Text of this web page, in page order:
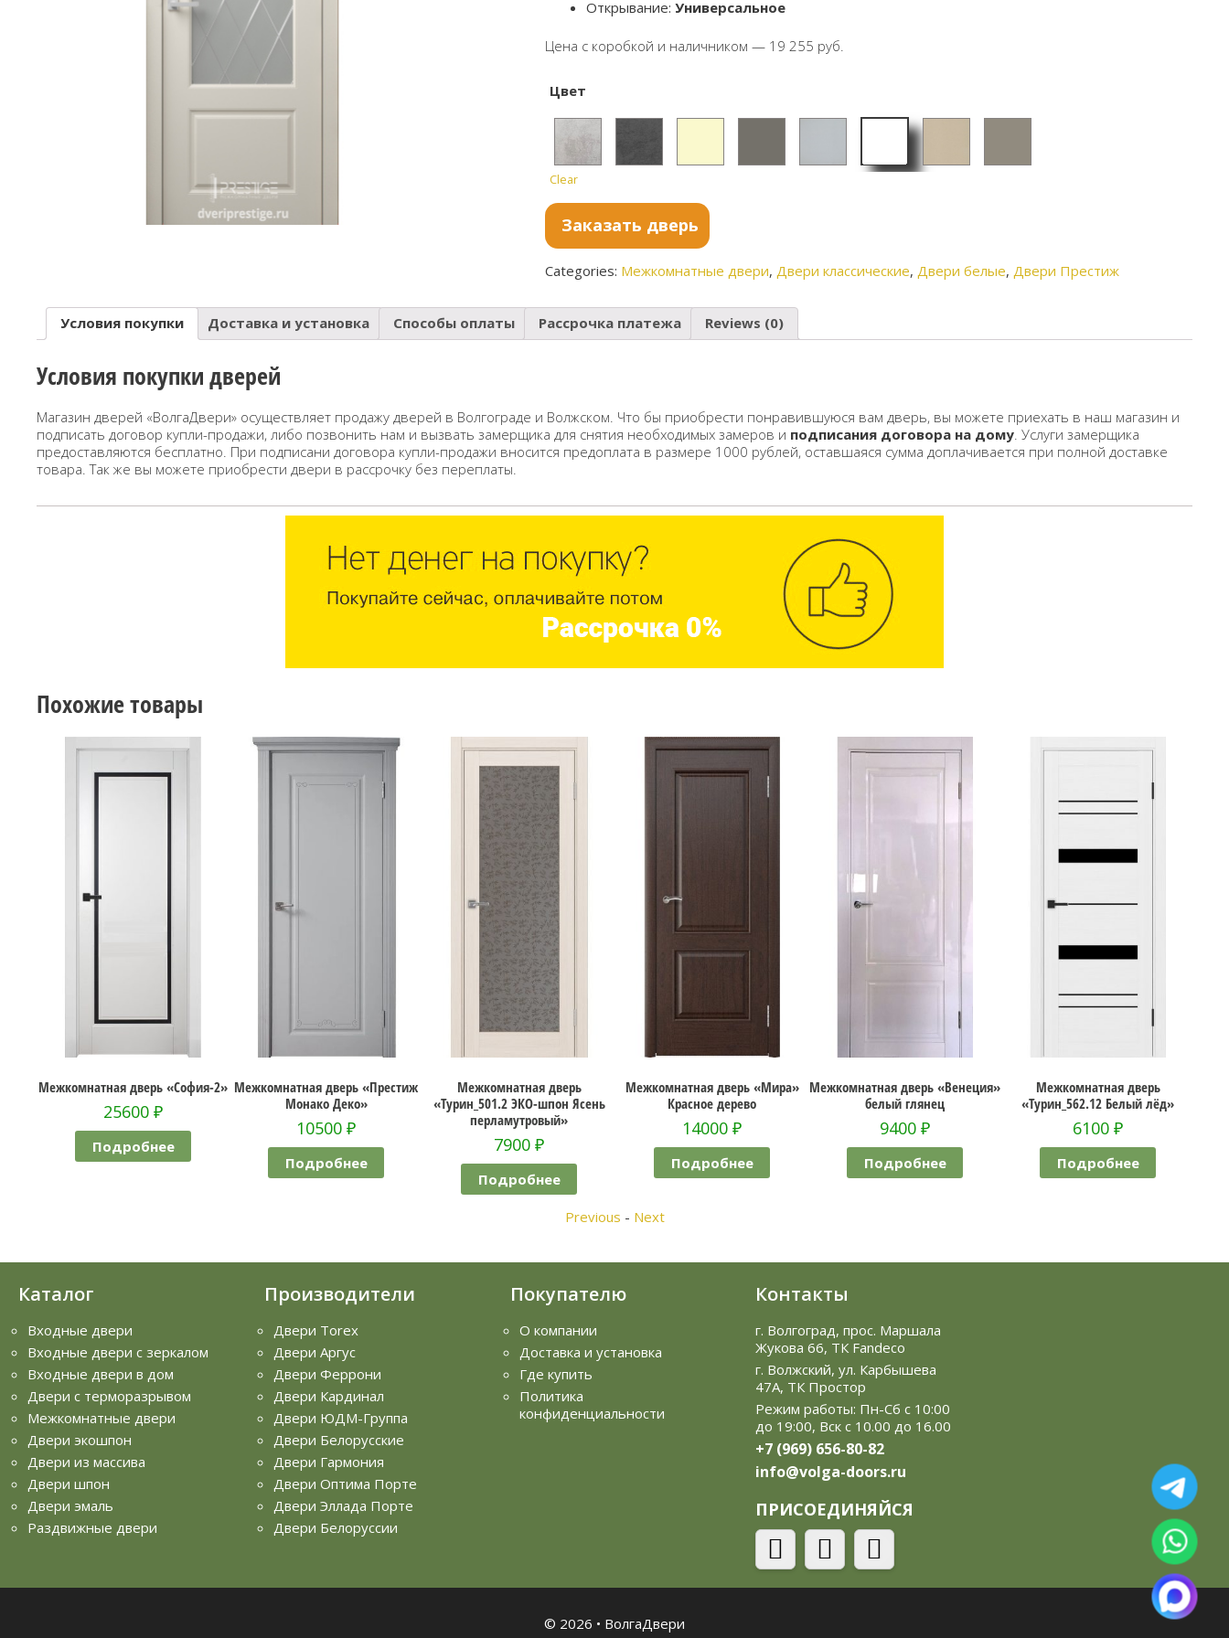
Открывание:Универсальное
Цена с коробкой и наличником — 19 255 руб.
Цвет
Бетон
Clear
Заказать дверь
Categories: Межкомнатные двери, Двери классические, Двери белые, Двери Престиж
Условия покупки Доставка и установка Способы оплаты Рассрочка платежа Reviews (0)
Условия покупки дверей
Магазин дверей «ВолгаДвери» осуществляет продажу дверей в Волгограде и Волжском. Что бы приобрести понравившуюся вам дверь, вы можете приехать в наш магазин и
подписать договор купли-продажи, либо позвонить нам и вызвать замерщика для снятия необходимых замеров и подписания договора на дому . Услуги замерщика
предоставляются бесплатно. При подписани договора купли-продажи вносится предоплата в размере 1000 рублей, оставшаяся сумма доплачивается при полной доставке
товара. Так же вы можете приобрести двери в рассрочку без переплаты.
Похожие товары
Межкомнатная дверь «София-2»
25600 ₽
Подробнее
Межкомнатная дверь «Престиж
Монако Деко»
10500 ₽
Подробнее
Межкомнатная дверь
«Турин_501.2 ЭКО-шпон Ясень
перламутровый»
7900 ₽
Подробнее
Межкомнатная дверь «Мира»
Красное дерево
14000 ₽
Подробнее
Межкомнатная дверь «Венеция»
белый глянец
9400 ₽
Подробнее
Межкомнатная дверь
«Турин_562.12 Белый лёд»
6100 ₽
Подробнее
Previous - Next
Каталог
Входные двери
Входные двери с зеркалом
Входные двери в дом
Двери с терморазрывом
Межкомнатные двери
Двери экошпон
Двери из массива
Двери шпон
Двери эмаль
Раздвижные двери
Производители
Двери Torex
Двери Аргус
Двери Феррони
Двери Кардинал
Двери ЮДМ-Группа
Двери Белорусские
Двери Гармония
Двери Оптима Порте
Двери Эллада Порте
Двери Белоруссии
Покупателю
О компании
Доставка и установка
Где купить
Политика
конфиденциальности
Контакты
г. Волгоград, прос. Маршала
Жукова 66, ТК Fandeco
г. Волжский, ул. Карбышева
47А, ТК Простор
Режим работы: Пн-Сб с 10:00
до 19:00, Вск с 10.00 до 16.00
+7 (969) 656-80-82
info@volga-doors.ru
ПРИСОЕДИНЯЙСЯ
© 2026 • ВолгаДвери